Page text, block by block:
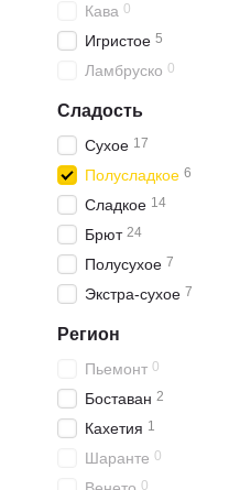
Кава 0
Игристое 5
Ламбруско 0
Сладость
Сухое 17
Полусладкое 6
Сладкое 14
Брют 24
Полусухое 7
Экстра-сухое 7
Регион
Пьемонт 0
Боставан 2
Кахетия 1
Шаранте 0
0